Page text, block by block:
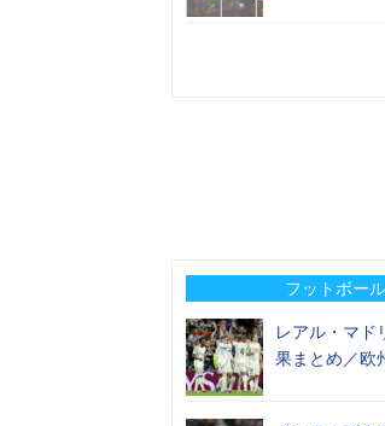
フットボー
レアル・マド
果まとめ／欧